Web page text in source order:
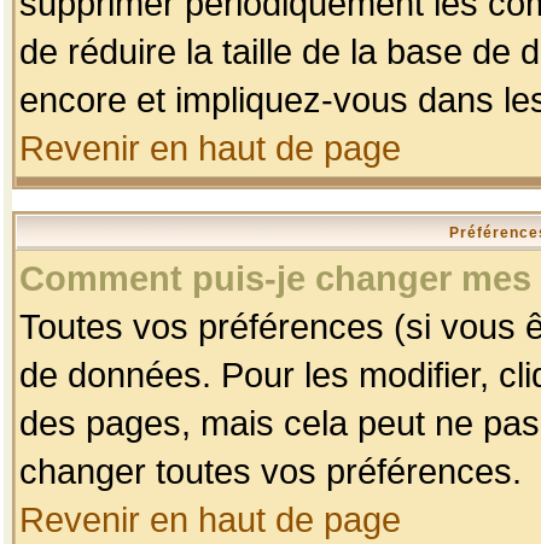
de réduire la taille de la base de
encore et impliquez-vous dans
Revenir en haut de page
Comment puis-je changer
Toutes vos préférences (si vous
de données. Pour les modifier,
des pages, mais cela peut ne
changer toutes vos préférences.
Revenir en haut de page